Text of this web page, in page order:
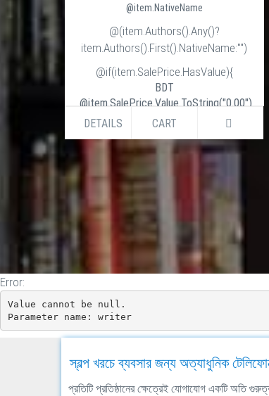
@item.NativeName
@(item.Authors().Any()?
item.Authors().First().NativeName:"")
@if(item.SalePrice.HasValue){
BDT
@item.SalePrice.Value.ToString("0.00")
BDT
}else if (item.ListPrice.HasValue) {
@item.ListPrice.Value.ToString("0.00")
DETAILS CART
Error:
Value cannot be null.
Parameter name: writer
স্বল্প খরচে ব্যবসার জন্য অত্যাধুনিক
প্রতিটি প্রতিষ্ঠানের ক্ষেত্রেই যোগাযোগ একটি অতি